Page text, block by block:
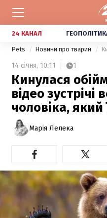
24 КАНАЛ
Pets Новини про тварин
14 січня, 10:11 1
Кинулася
відео зустрічі
чоловіка, який
Марія Лелека